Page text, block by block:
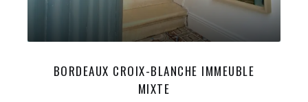
BORDEAUX CROIX-BLANCHE IMMEUBLE
MIXTE